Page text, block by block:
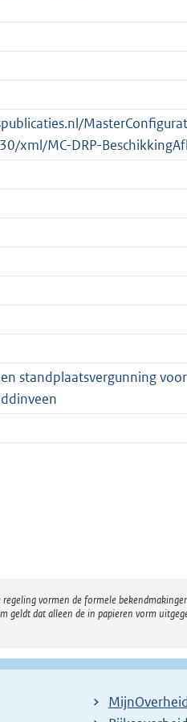
xml/MC-DRP-
standplaatsvergunning
vormen de formele
geldt dat alleen de in papieren vorm